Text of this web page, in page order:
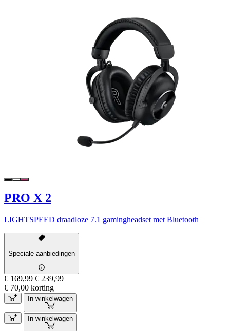
PRO X 2
LIGHTSPEED draadloze 7.1 gamingheadset met Bluetooth
Speciale aanbiedingen
€ 169,99 € 239,99
€ 70,00 korting
In winkelwagen
In winkelwagen